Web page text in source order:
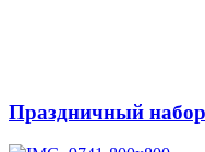
Праздничный